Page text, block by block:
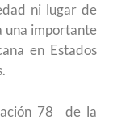
ni lugar de
una importante
en Estados
78 de la